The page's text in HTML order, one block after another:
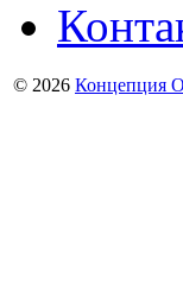
© 2026 Концепция